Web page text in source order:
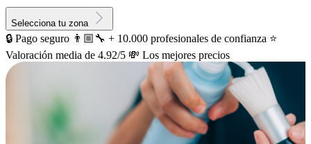
Selecciona tu zona
🔒 Pago seguro 👨🏼‍🔧 + 10.000 profesionales de confianza ⭐️
Valoración media de 4.92/5 💸 Los mejores precios